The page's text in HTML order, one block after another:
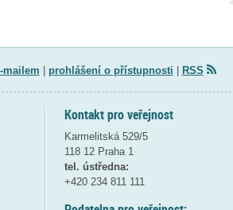
mailem prohlášení o přístupnosti RSS
Kontakt pro veřejnost
Karmelitská 529/5
118 12 Praha 1
tel. ústředna:
+420 234 811 111